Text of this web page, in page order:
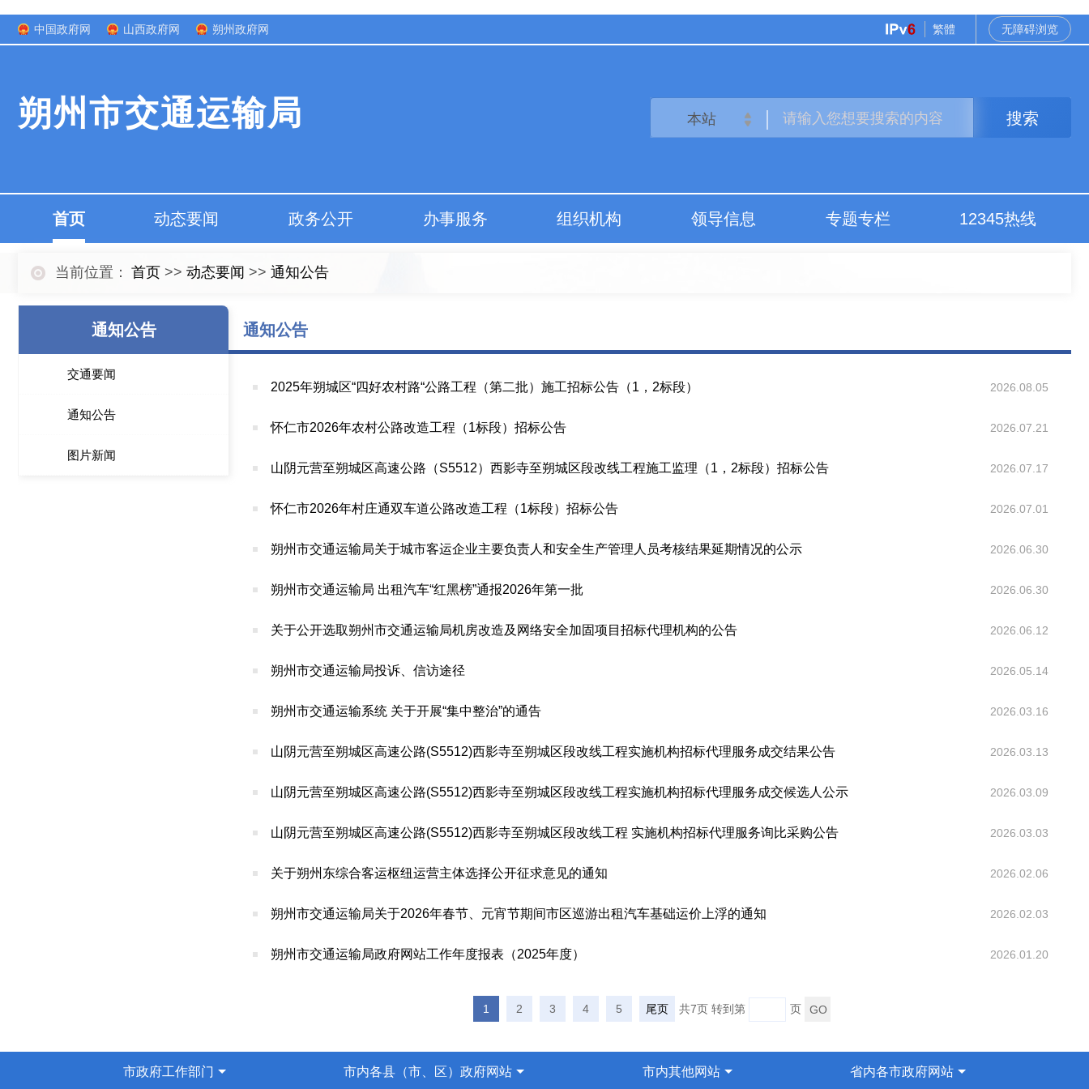
中国政府网 山西政府网 朔州政府网 繁體 无障碍浏览
朔州市交通运输局 搜索
首页 动态要闻 政务公开 办事服务 组织机构 领导信息 专题专栏 12345热线
当前位置： 首页 >> 动态要闻 >> 通知公告
通知公告
交通要闻
通知公告
图片新闻
通知公告
2025年朔城区“四好农村路“公路工程（第二批）施工招标公告（1，2标段） 2026.08.05
怀仁市2026年农村公路改造工程（1标段）招标公告 2026.07.21
山阴元营至朔城区高速公路（S5512）西影寺至朔城区段改线工程施工监理（1，2标段）招标公告 2026.07.17
怀仁市2026年村庄通双车道公路改造工程（1标段）招标公告 2026.07.01
朔州市交通运输局关于城市客运企业主要负责人和安全生产管理人员考核结果延期情况的公示 2026.06.30
朔州市交通运输局 出租汽车“红黑榜”通报2026年第一批 2026.06.30
关于公开选取朔州市交通运输局机房改造及网络安全加固项目招标代理机构的公告 2026.06.12
朔州市交通运输局投诉、信访途径 2026.05.14
朔州市交通运输系统 关于开展“集中整治”的通告 2026.03.16
山阴元营至朔城区高速公路(S5512)西影寺至朔城区段改线工程实施机构招标代理服务成交结果公告 2026.03.13
山阴元营至朔城区高速公路(S5512)西影寺至朔城区段改线工程实施机构招标代理服务成交候选人公示 2026.03.09
山阴元营至朔城区高速公路(S5512)西影寺至朔城区段改线工程 实施机构招标代理服务询比采购公告 2026.03.03
关于朔州东综合客运枢纽运营主体选择公开征求意见的通知 2026.02.06
朔州市交通运输局关于2026年春节、元宵节期间市区巡游出租汽车基础运价上浮的通知 2026.02.03
朔州市交通运输局政府网站工作年度报表（2025年度） 2026.01.20
1 2 3 4 5 尾页 共7页 转到第 页
市政府工作部门 市内各县（市、区）政府网站 市内其他网站 省内各市政府网站